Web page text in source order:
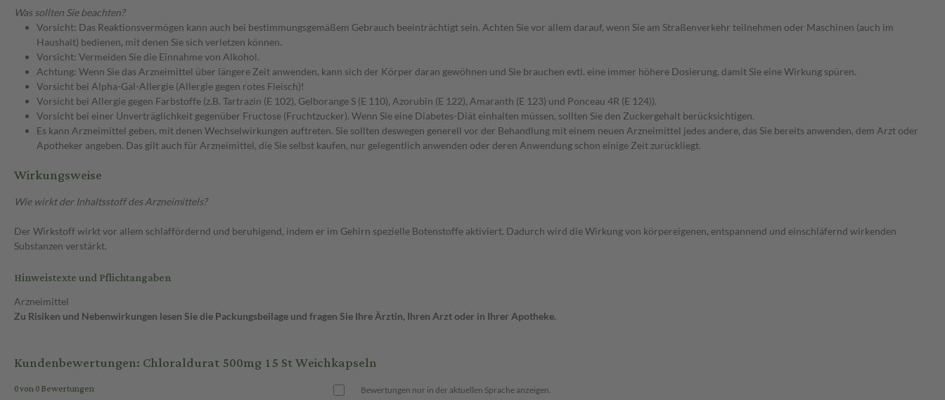
Was sollten Sie beachten?
Vorsicht: Das Reaktionsvermögen kann auch bei bestimmungsgemäßem Gebrauch beeinträchtigt sein. Achten Sie vor allem darauf, wenn Sie am Straßenverkehr teilnehmen oder Maschinen (auch im
Haushalt) bedienen, mit denen Sie sich verletzen können.
Vorsicht: Vermeiden Sie die Einnahme von Alkohol.
Achtung: Wenn Sie das Arzneimittel über längere Zeit anwenden, kann sich der Körper daran gewöhnen und Sie brauchen evtl. eine immer höhere Dosierung, damit Sie eine Wirkung spüren.
Vorsicht bei Alpha-Gal-Allergie (Allergie gegen rotes Fleisch)!
Vorsicht bei Allergie gegen Farbstoffe (z.B. Tartrazin (E 102), Gelborange S (E 110), Azorubin (E 122), Amaranth (E 123) und Ponceau 4R (E 124)).
Vorsicht bei einer Unverträglichkeit gegenüber Fructose (Fruchtzucker). Wenn Sie eine Diabetes-Diät einhalten müssen, sollten Sie den Zuckergehalt berücksichtigen.
Es kann Arzneimittel geben, mit denen Wechselwirkungen auftreten. Sie sollten deswegen generell vor der Behandlung mit einem neuen Arzneimittel jedes andere, das Sie bereits anwenden, dem Arzt oder
Apotheker angeben. Das gilt auch für Arzneimittel, die Sie selbst kaufen, nur gelegentlich anwenden oder deren Anwendung schon einige Zeit zurückliegt.
Wirkungsweise
Wie wirkt der Inhaltsstoff des Arzneimittels?
Der Wirkstoff wirkt vor allem schlaffördernd und beruhigend, indem er im Gehirn spezielle Botenstoffe aktiviert. Dadurch wird die Wirkung von körpereigenen, entspannend und einschläfernd wirkenden
Substanzen verstärkt.
Hinweistexte und Pflichtangaben
Arzneimittel
Zu Risiken und Nebenwirkungen lesen Sie die Packungsbeilage und fragen Sie Ihre Ärztin, Ihren Arzt oder in Ihrer Apotheke.
Kundenbewertungen: Chloraldurat 500mg 15 St Weichkapseln
0 von 0 Bewertungen Bewertungen nur in der aktuellen Sprache anzeigen.